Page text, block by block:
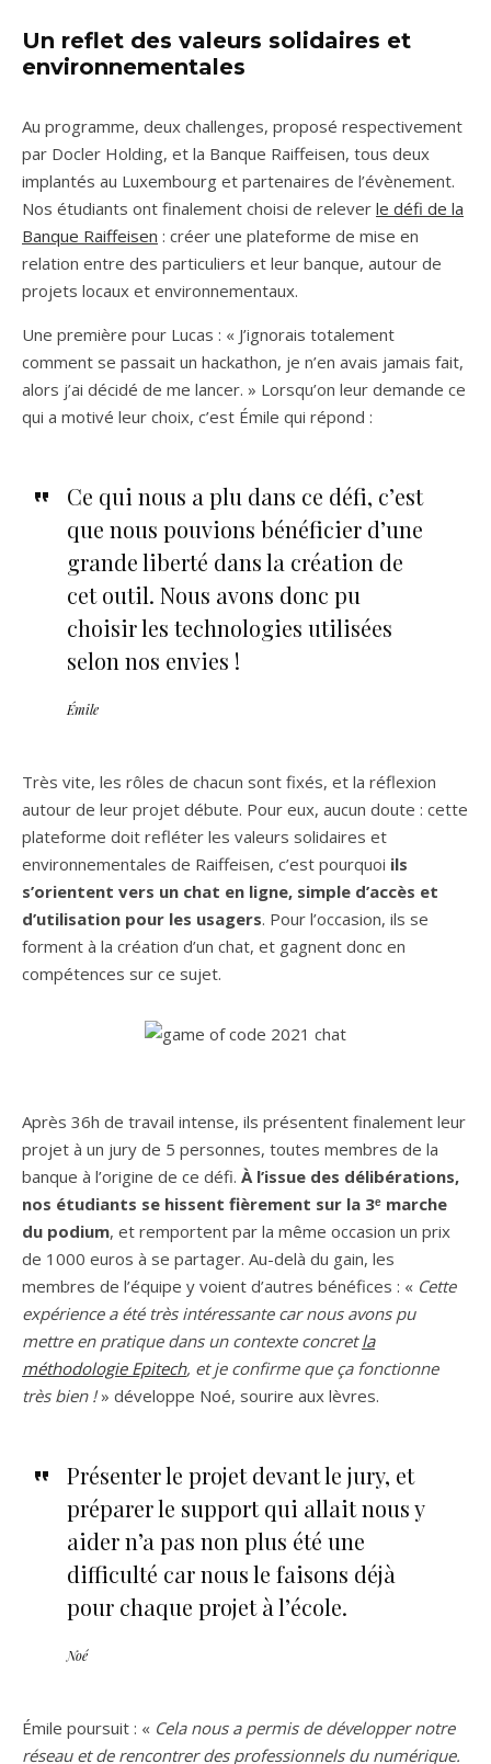
Un reflet des valeurs solidaires et
environnementales
Au programme, deux challenges, proposé respectivement
par Docler Holding, et la Banque Raiffeisen, tous deux
implantés au Luxembourg et partenaires de l’évènement.
Nos étudiants ont finalement choisi de relever le défi de la
Banque Raiffeisen : créer une plateforme de mise en
relation entre des particuliers et leur banque, autour de
projets locaux et environnementaux.
Une première pour Lucas : « J’ignorais totalement
comment se passait un hackathon, je n’en avais jamais fait,
alors j’ai décidé de me lancer. » Lorsqu’on leur demande ce
qui a motivé leur choix, c’est Émile qui répond :
Ce qui nous a plu dans ce défi, c’est
que nous pouvions bénéficier d’une
grande liberté dans la création de
cet outil. Nous avons donc pu
choisir les technologies utilisées
selon nos envies !
Émile
Très vite, les rôles de chacun sont fixés, et la réflexion
autour de leur projet débute. Pour eux, aucun doute : cette
plateforme doit refléter les valeurs solidaires et
environnementales de Raiffeisen, c’est pourquoi ils
s’orientent vers un chat en ligne, simple d’accès et
d’utilisation pour les usagers. Pour l’occasion, ils se
forment à la création d’un chat, et gagnent donc en
compétences sur ce sujet.
Après 36h de travail intense, ils présentent finalement leur
projet à un jury de 5 personnes, toutes membres de la
banque à l’origine de ce défi. À l’issue des délibérations,
nos étudiants se hissent fièrement sur la 3ᵉ marche
du podium, et remportent par la même occasion un prix
de 1000 euros à se partager. Au-delà du gain, les
membres de l’équipe y voient d’autres bénéfices : « Cette
expérience a été très intéressante car nous avons pu
mettre en pratique dans un contexte concretla
méthodologie Epitech, et je confirme que ça fonctionne
très bien !» développe Noé, sourire aux lèvres.
Présenter le projet devant le jury, et
préparer le support qui allait nous y
aider n’a pas non plus été une
difficulté car nous le faisons déjà
pour chaque projet à l’école.
Noé
Émile poursuit : « Cela nous a permis de développer notre
réseau et de rencontrer des professionnels du numérique.